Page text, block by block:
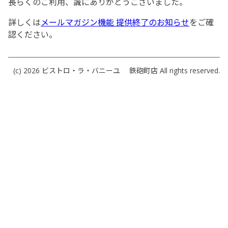
詳しくはメールマガジン機能 提供終了のお知らせをご確
認ください。
(c) 2026 ビストロ・ラ・バニーユ 鉄砲町店 All rights reserved.